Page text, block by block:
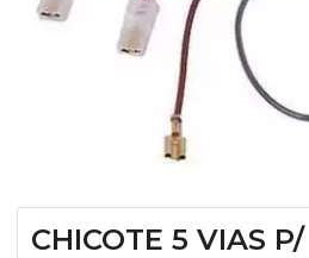
CHICOTE 5 VIAS